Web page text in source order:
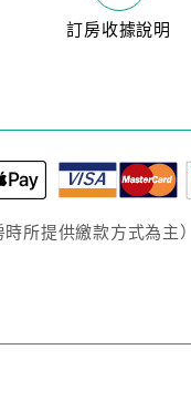
訂房收據說明
所提供繳款方式為主）